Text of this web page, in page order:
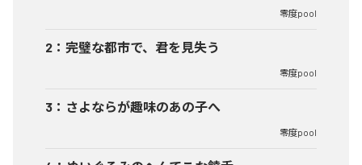
零度pool
2 ： 完璧な都市で、君を見失う
零度pool
3 ： さよならが趣味のあの子へ
零度pool